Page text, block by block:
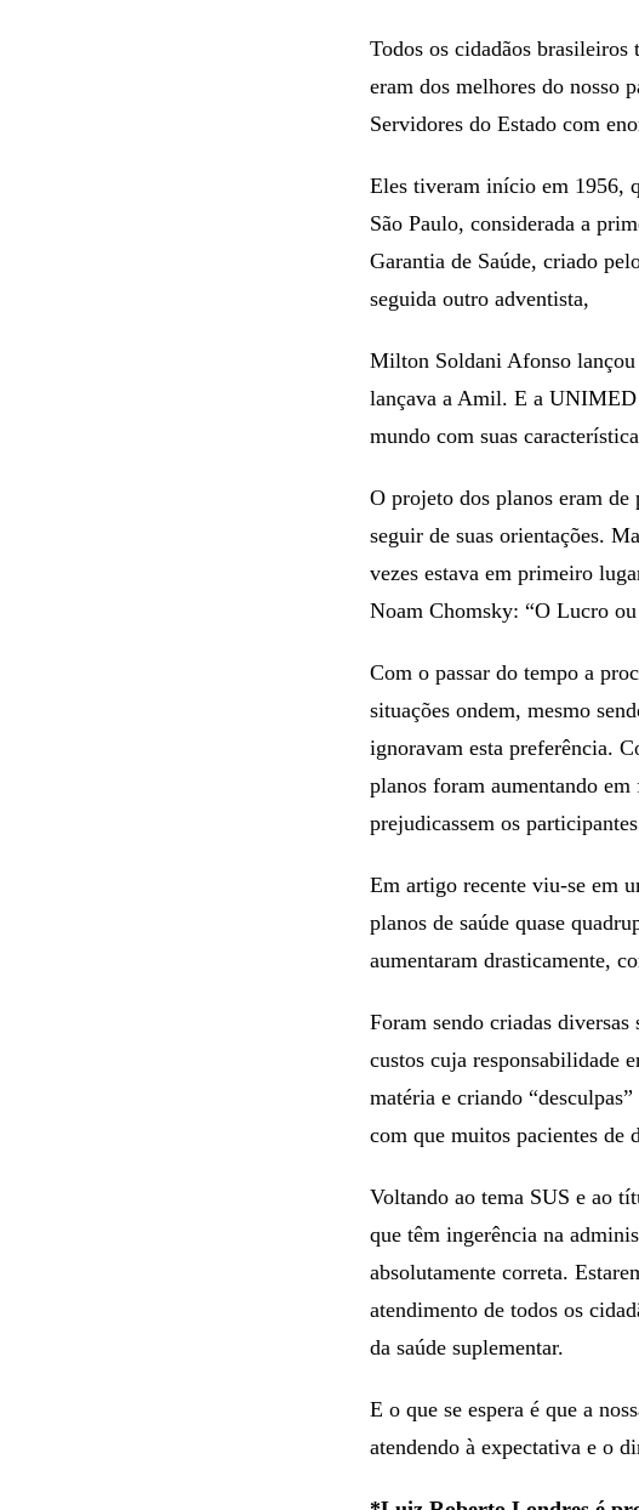
Todos os cidadãos
eram dos melhores do nosso
Servidores do Estado com
Eles tiveram início em 1956,
São Paulo, considerada a
Garantia de Saúde, criado
seguida outro adventista,
Milton Soldani Afonso lançou
lançava a Amil. E a
mundo com suas
O projeto dos planos eram de
seguir de suas orientações.
vezes estava em primeiro
Noam Chomsky: “O Lucro ou
Com o passar do tempo a
situações ondem, mesmo
ignoravam esta preferência.
planos foram aumentando
prejudicassem os
Em artigo recente viu-se em
planos de saúde quase
aumentaram drasticamente,
Foram sendo criadas diversas
custos cuja responsabilidade
matéria e criando
com que muitos pacientes de
Voltando ao tema SUS e ao
que têm ingerência na
absolutamente correta.
atendimento de todos os
da saúde suplementar.
E o que se espera é que a
atendendo à expectativa e o